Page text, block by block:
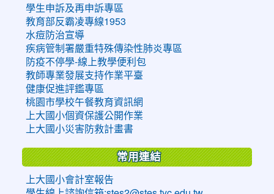
學生申訴及再申訴專區
教育部反霸凌專線1953
水痘防治宣導
疾病管制署嚴重特殊傳染性肺炎專區
防疫不停學-線上教學便利包
教師專業發展支持作業平臺
健康促進評鑑專區
桃園市學校午餐教育資訊網
上大國小個資保護公開作業
上大國小災害防救計畫書
常用連結
上大國小會計室報告